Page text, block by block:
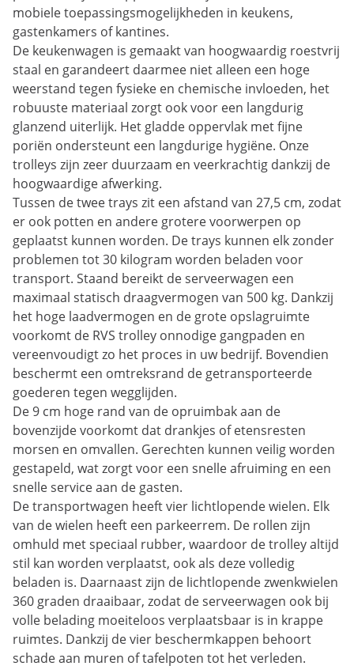
mobiele toepassingsmogelijkheden in keukens,
gastenkamers of kantines.
De keukenwagen is gemaakt van hoogwaardig roestvrij
staal en garandeert daarmee niet alleen een hoge
weerstand tegen fysieke en chemische invloeden, het
robuuste materiaal zorgt ook voor een langdurig
glanzend uiterlijk. Het gladde oppervlak met fijne
poriën ondersteunt een langdurige hygiëne. Onze
trolleys zijn zeer duurzaam en veerkrachtig dankzij de
hoogwaardige afwerking.
Tussen de twee trays zit een afstand van 27,5 cm, zodat
er ook potten en andere grotere voorwerpen op
geplaatst kunnen worden. De trays kunnen elk zonder
problemen tot 30 kilogram worden beladen voor
transport. Staand bereikt de serveerwagen een
maximaal statisch draagvermogen van 500 kg. Dankzij
het hoge laadvermogen en de grote opslagruimte
voorkomt de RVS trolley onnodige gangpaden en
vereenvoudigt zo het proces in uw bedrijf. Bovendien
beschermt een omtreksrand de getransporteerde
goederen tegen wegglijden.
De 9 cm hoge rand van de opruimbak aan de
bovenzijde voorkomt dat drankjes of etensresten
morsen en omvallen. Gerechten kunnen veilig worden
gestapeld, wat zorgt voor een snelle afruiming en een
snelle service aan de gasten.
De transportwagen heeft vier lichtlopende wielen. Elk
van de wielen heeft een parkeerrem. De rollen zijn
omhuld met speciaal rubber, waardoor de trolley altijd
stil kan worden verplaatst, ook als deze volledig
beladen is. Daarnaast zijn de lichtlopende zwenkwielen
360 graden draaibaar, zodat de serveerwagen ook bij
volle belading moeiteloos verplaatsbaar is in krappe
ruimtes. Dankzij de vier beschermkappen behoort
schade aan muren of tafelpoten tot het verleden.